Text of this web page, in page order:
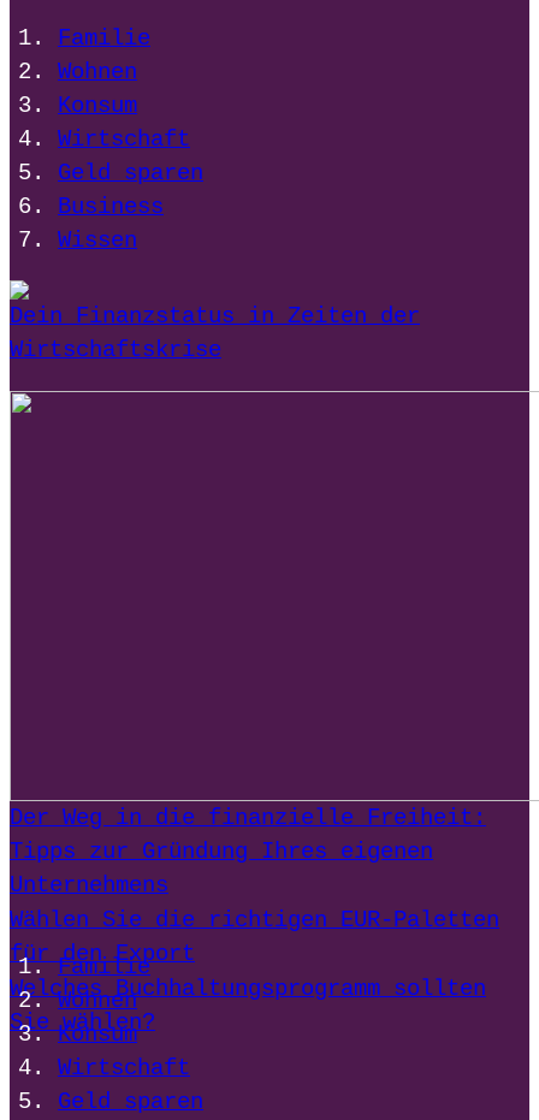
Familie
Wohnen
Konsum
Wirtschaft
Geld sparen
Business
Wissen
Dein Finanzstatus in Zeiten der
Wirtschaftskrise
Der Weg in die finanzielle Freiheit:
Tipps zur Gründung Ihres eigenen
Unternehmens
Wählen Sie die richtigen EUR-Paletten
für den Export
Welches Buchhaltungsprogramm sollten
Sie wählen?
Familie
Wohnen
Konsum
Wirtschaft
Geld sparen